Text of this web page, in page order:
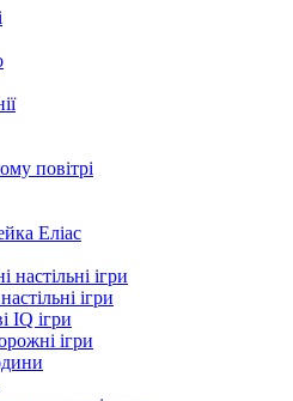
повітрі
Еліас
настільні ігри
ігри
IQ ігри
ігри